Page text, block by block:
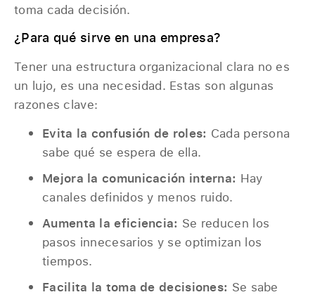
toma cada decisión.
¿Para qué sirve en una empresa?
Tener una estructura organizacional clara no es
un lujo, es una necesidad. Estas son algunas
razones clave:
Evita la confusión de roles: Cada persona
sabe qué se espera de ella.
Mejora la comunicación interna: Hay
canales definidos y menos ruido.
Aumenta la eficiencia: Se reducen los
pasos innecesarios y se optimizan los
tiempos.
Facilita la toma de decisiones: Se sabe